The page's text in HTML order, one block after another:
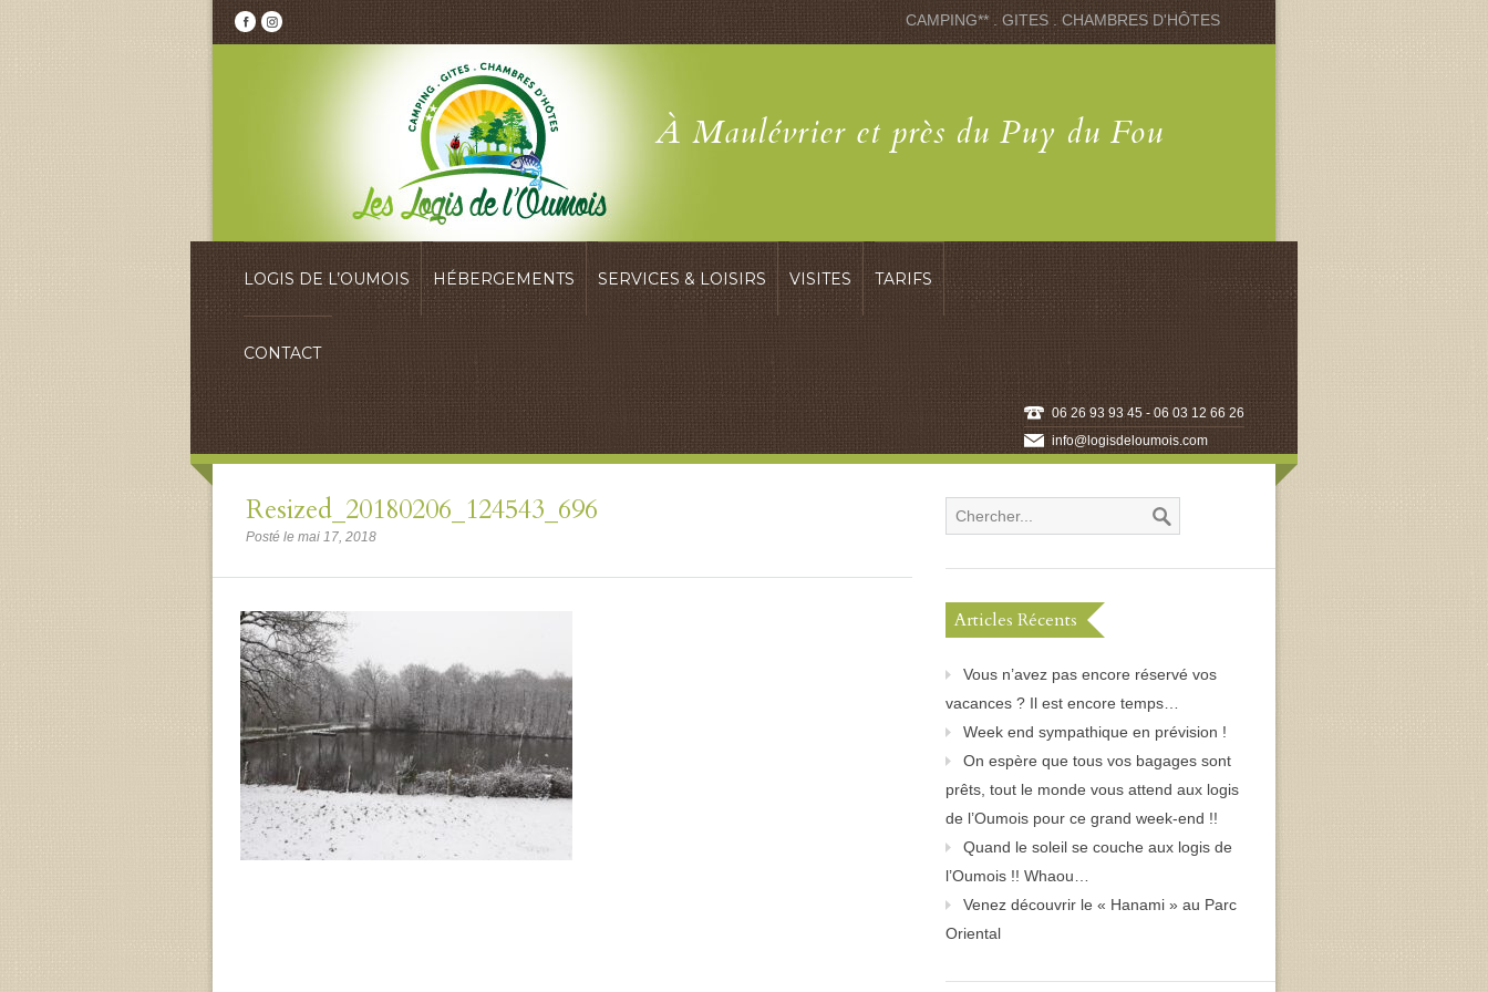
CAMPING** . GITES . CHAMBRES D'HÔTES
À Maulévrier et près du Puy du Fou
LOGIS DE L’OUMOIS HÉBERGEMENTS SERVICES & LOISIRS VISITES TARIFS
CONTACT
06 26 93 93 45 - 06 03 12 66 26
info@logisdeloumois.com
Resized_20180206_124543_696
Posté le mai 17, 2018
Articles Récents
Vous n’avez pas encore réservé vos
vacances ? Il est encore temps…
Week end sympathique en prévision !
On espère que tous vos bagages sont
prêts, tout le monde vous attend aux logis
de l’Oumois pour ce grand week-end !!
Quand le soleil se couche aux logis de
l’Oumois !! Whaou…
Venez découvrir le « Hanami » au Parc
Oriental